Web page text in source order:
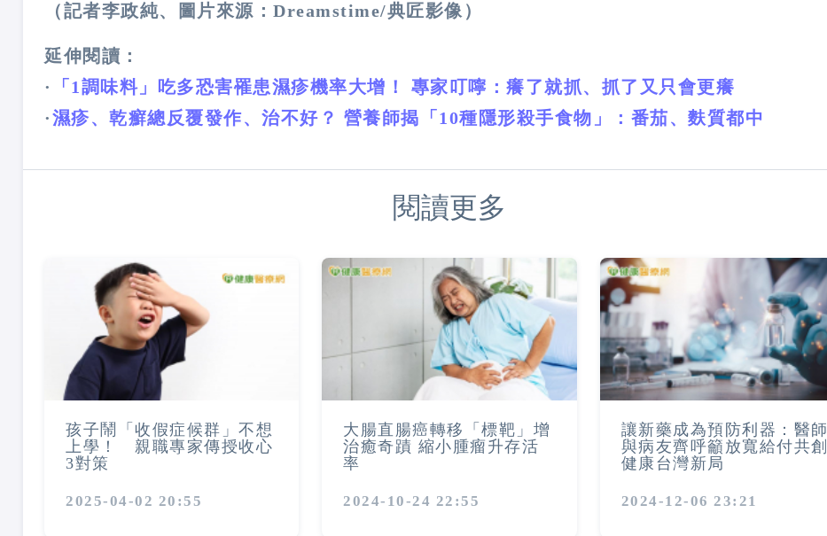
（記者李政純、圖片來源：Dreamstime/典匠影像）
延伸閱讀：
·
「1調味料」吃多恐害罹患濕疹機率大增！ 專家叮嚀：癢了就抓、抓了又只會更癢
·濕疹、乾癬總反覆發作、治不好？ 營養師揭「10種隱形殺手食物」：番茄、麩質都中
閱讀更多
孩子鬧「收假症候群」不想
上學！ 親職專家傳授收心
3對策
2025-04-02 20:55
大腸直腸癌轉移「標靶」增
治癒奇蹟 縮小腫瘤升存活
率
2024-10-24 22:55
讓新藥成為預防利器：醫師
與病友齊呼籲放寬給付共創
健康台灣新局
2024-12-06 23:21